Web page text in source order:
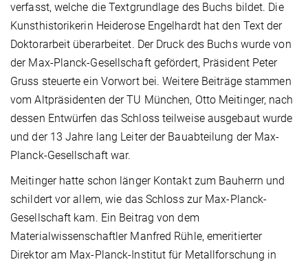
verfasst, welche die Textgrundlage des Buchs bildet. Die
Kunsthistorikerin Heiderose Engelhardt hat den Text der
Doktorarbeit überarbeitet. Der Druck des Buchs wurde von
der Max-Planck-Gesellschaft gefördert, Präsident Peter
Gruss steuerte ein Vorwort bei. Weitere Beiträge stammen
vom Altpräsidenten der TU München, Otto Meitinger, nach
dessen Entwürfen das Schloss teilweise ausgebaut wurde
und der 13 Jahre lang Leiter der Bauabteilung der Max-
Planck-Gesellschaft war.
Meitinger hatte schon länger Kontakt zum Bauherrn und
schildert vor allem, wie das Schloss zur Max-Planck-
Gesellschaft kam. Ein Beitrag von dem
Materialwissenschaftler Manfred Rühle, emeritierter
Direktor am Max-Planck-Institut für Metallforschung in